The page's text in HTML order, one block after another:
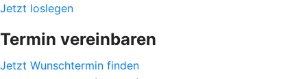
Jetzt loslegen
Termin vereinbaren
Jetzt Wunschtermin finden